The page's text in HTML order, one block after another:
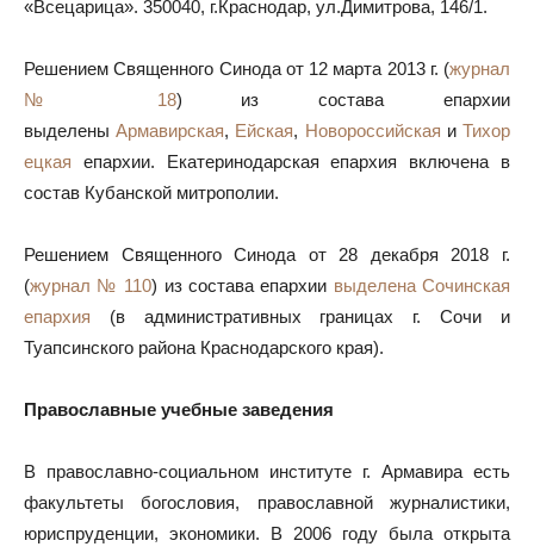
«Всецарица». 350040, г.Краснодар, ул.Димитрова, 146/1.
Решением Священного Синода от 12 марта 2013 г. (журнал
№ 18) из состава епархии
выделеныАрмавирская, Ейская, Новороссийская иТихор
ецкая епархии. Екатеринодарская епархия включена в
состав Кубанской митрополии.
Решением Священного Синода от 28 декабря 2018 г.
(журнал № 110) из состава епархии выделена Сочинская
епархия (в административных границах г. Сочи и
Туапсинского района Краснодарского края).
Православные учебные заведения
В православно-социальном институте г. Армавира есть
факультеты богословия, православной журналистики,
юриспруденции, экономики. В 2006 году была открыта